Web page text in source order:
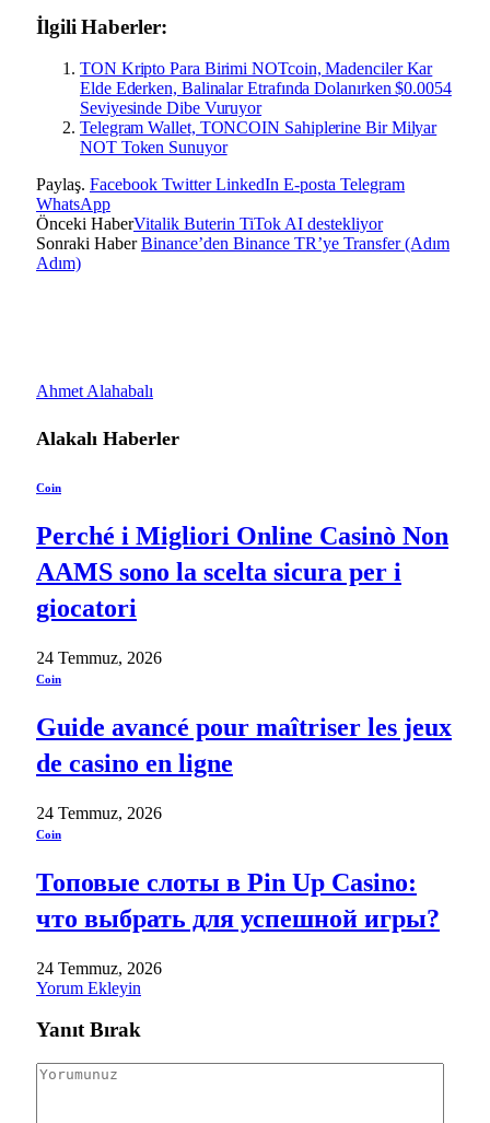
İlgili Haberler:
TON Kripto Para Birimi NOTcoin, Madenciler Kar
Elde Ederken, Balinalar Etrafında Dolanırken $0.0054
Seviyesinde Dibe Vuruyor
Telegram Wallet, TONCOIN Sahiplerine Bir Milyar
NOT Token Sunuyor
Paylaş. Facebook Twitter LinkedIn E-posta Telegram
WhatsApp
Önceki HaberVitalik Buterin TiTok AI destekliyor
Sonraki HaberBinance’den Binance TR’ye Transfer (Adım
Adım)
Ahmet Alahabalı
Alakalı Haberler
Coin
Perché i Migliori Online Casinò Non
AAMS sono la scelta sicura per i
giocatori
24 Temmuz, 2026
Coin
Guide avancé pour maîtriser les jeux
de casino en ligne
24 Temmuz, 2026
Coin
Топовые слоты в Pin Up Casino:
что выбрать для успешной игры?
24 Temmuz, 2026
Yorum Ekleyin
Yanıt Bırak